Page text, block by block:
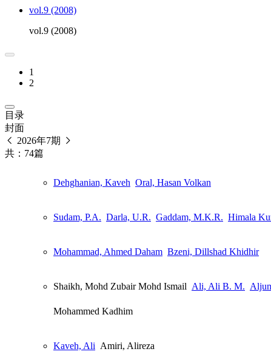
vol.9 (2008)
vol.9 (2008)
1
2
目录
封面
2026年7期
共：74篇
Dehghanian, Kaveh Oral, Hasan Volkan
Sudam, P.A. Darla, U.R. Gaddam, M.K.R. Himala
Mohammad, Ahmed Daham Bzeni, Dillshad Khidhir
Shaikh, Mohd Zubair Mohd Ismail Ali, Ali B. M.
Mohammed Kadhim
Kaveh, Ali Amiri, Alireza